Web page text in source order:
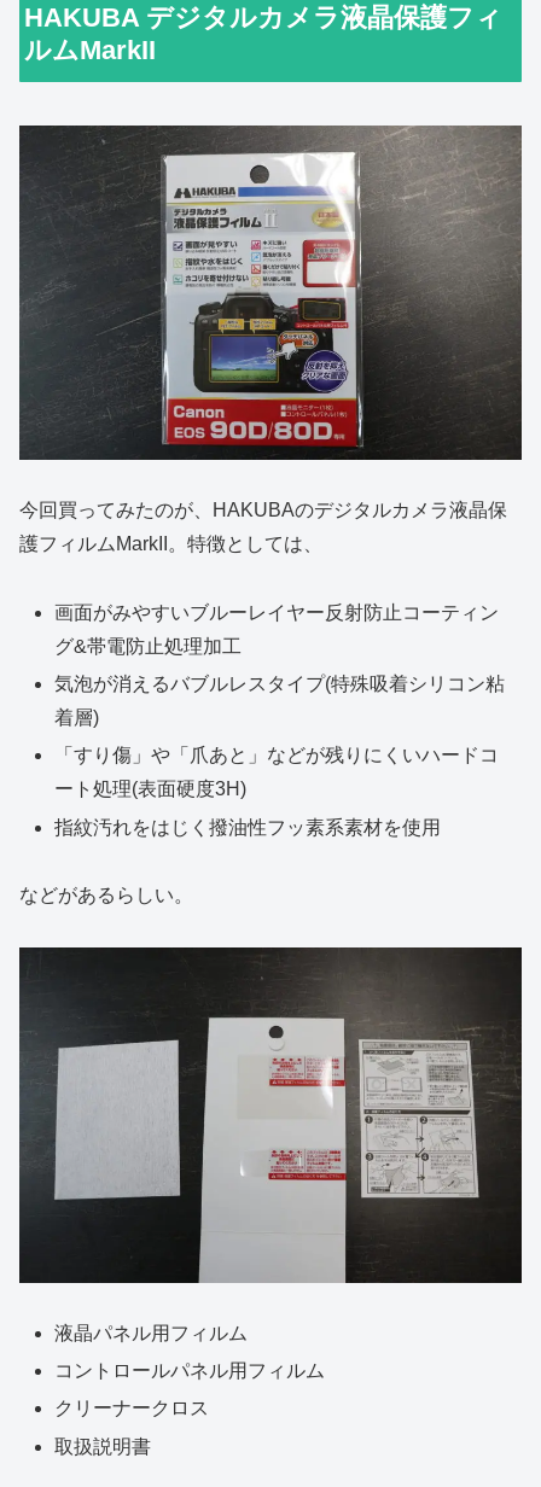
HAKUBA デジタルカメラ液晶保護フィ
ルムMarkII
今回買ってみたのが、HAKUBAのデジタルカメラ液晶保
護フィルムMarkII。特徴としては、
画面がみやすいブルーレイヤー反射防止コーティン
グ&帯電防止処理加工
気泡が消えるバブルレスタイプ(特殊吸着シリコン粘
着層)
「すり傷」や「爪あと」などが残りにくいハードコ
ート処理(表面硬度3H)
指紋汚れをはじく撥油性フッ素系素材を使用
などがあるらしい。
液晶パネル用フィルム
コントロールパネル用フィルム
クリーナークロス
取扱説明書